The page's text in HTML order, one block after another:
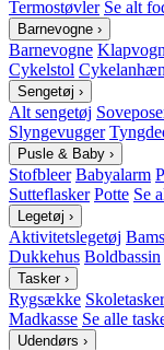
Termostøvler Se alt
Barnevogne ›
Barnevogne Klapvogn
Cykelstol
Sengetøj ›
Alt sengetøj
Slyngevugger
Pusle & Baby ›
Stofbleer Babyalarm
Sutteflasker Potte Se
Legetøj ›
Aktivitetslegetøj
Dukkehus Boldbassin
Tasker ›
Rygsække Skoletasker
Madkasse Se alle
Udendørs ›